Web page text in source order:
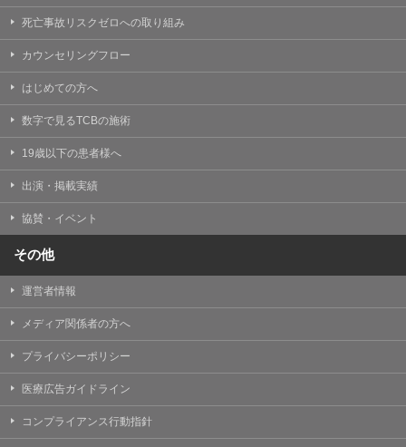
死亡事故リスクゼロへの取り組み
カウンセリングフロー
はじめての方へ
数字で見るTCBの施術
19歳以下の患者様へ
出演・掲載実績
協賛・イベント
その他
運営者情報
メディア関係者の方へ
プライバシーポリシー
医療広告ガイドライン
コンプライアンス行動指針